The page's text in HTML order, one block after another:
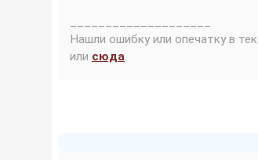
Нашли ошибку или опечатку в
или сюда.